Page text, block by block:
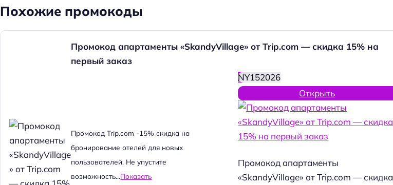
Похожие промокоды
Промокод апартаменты «SkandyVillage» от Trip.com — скидка 15% на
первый заказ
Промокод Trip.com -15% скидка на
бронирование отелей для новых
пользователей. Не упустите
возможность...Показать
NY152026
Открыть
Промокод апартаменты
«SkandyVillage» от Trip.com — скидка